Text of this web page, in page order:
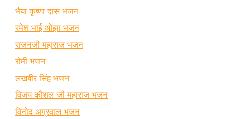
भैया कृष्णा दास भजन
रमेश भाई ओझा भजन
राजनजी महाराज भजन
रोमी भजन
लखबीर सिंह भजन
विजय कौशल जी महाराज भजन
विनोद अग्रवाल भजन